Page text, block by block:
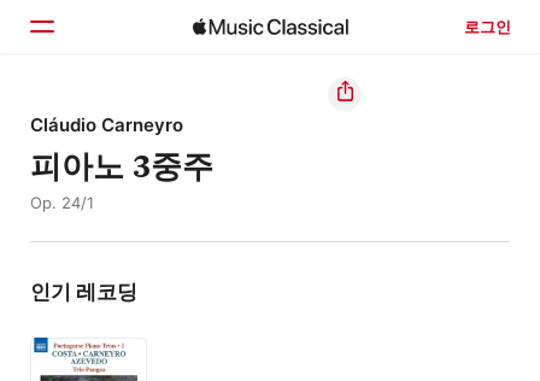
로그인
홈
둘러보기
Cláudio Carneyro
피아노 3중주
Op. 24/1
인기 레코딩